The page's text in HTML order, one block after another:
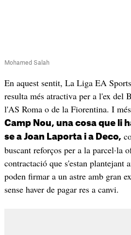
Mohamed Salah
En aquest sentit, La Liga EA
resulta més atractiva per a l'ex del
l'AS Roma o de la Fiorentina. I
Camp Nou, una cosa que li
se a Joan Laporta i a Deco,
buscant reforços per a la parcel·la
contractació que s'estan plantejant
poden firmar a un astre amb gran
sense haver de pagar res a canvi.